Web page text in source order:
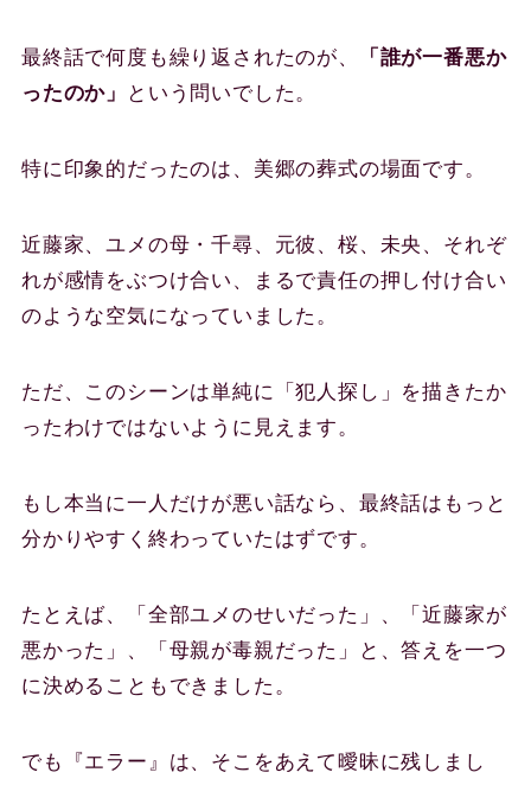
最終話で何度も繰り返されたのが、
「誰が一番悪か
ったのか」
という問いでした。
特に印象的だったのは、美郷の葬式の場面です。
近藤家、ユメの母・千尋、元彼、桜、未央、それぞ
れが感情をぶつけ合い、まるで責任の押し付け合い
のような空気になっていました。
ただ、このシーンは単純に「犯人探し」を描きたか
ったわけではないように見えます。
もし本当に一人だけが悪い話なら、最終話はもっと
分かりやすく終わっていたはずです。
たとえば、「全部ユメのせいだった」、「近藤家が
悪かった」、「母親が毒親だった」と、答えを一つ
に決めることもできました。
でも『エラー』は、そこをあえて曖昧に残しまし